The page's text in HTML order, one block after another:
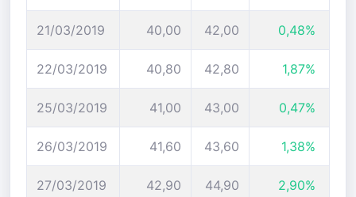
21/03/2019 40,00 42,00 0,48%
22/03/2019 40,80 42,80 1,87%
25/03/2019 41,00 43,00 0,47%
26/03/2019 41,60 43,60 1,38%
27/03/2019 42,90 44,90 2,90%